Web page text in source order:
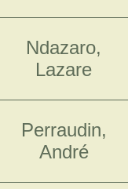
Ndazaro,
Lazare
Perraudin,
André